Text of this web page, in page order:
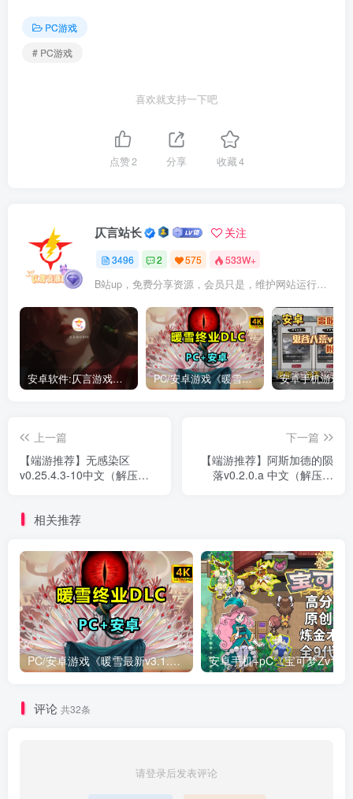
PC游戏
# PC游戏
喜欢就支持一下吧
点赞2 分享 收藏4
仄言站长 关注
3496 2 575 533W+
B站up，免费分享资源，会员只是，维护网站运行，会员权利为可以支持本地下载，更多内容，敬请期待！
安卓软件:仄言游戏库4.0APP全新上架了！没有下的赶紧下载呀！ PC/安卓游戏《暖雪最新v3.1.0.1》终业DLC整合版！
上一篇
【端游推荐】无感染区
v0.25.4.3-10中文（解压即
下一篇
【端游推荐】阿斯加德的陨
落v0.2.0.a 中文（解压即
相关推荐
PC/安卓游戏《暖雪最新v3.1.0.1》终业DLC整合版！
评论 共32条
请登录后发表评论